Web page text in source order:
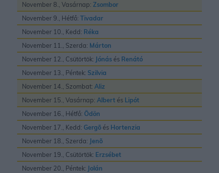
November 8., Vasárnap: Zsombor
November 9., Hétfő: Tivadar
November 10., Kedd: Réka
November 11., Szerda: Márton
November 12., Csütörtök: Jónás és Renátó
November 13., Péntek: Szilvia
November 14., Szombat: Aliz
November 15., Vasárnap: Albert és Lipót
November 16., Hétfő: Ödön
November 17., Kedd: Gergõ és Hortenzia
November 18., Szerda: Jenõ
November 19., Csütörtök: Erzsébet
November 20., Péntek: Jolán